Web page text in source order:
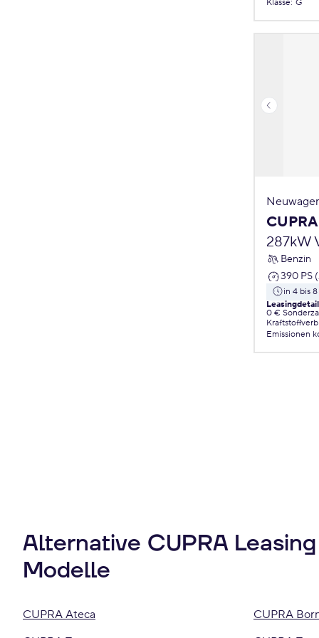
Klasse: G
287kW
Benzin
390 PS
in 4 bis
0 €
Emissionen
Alternative CUPRA Leasing
Modelle
CUPRA Ateca CUPRA